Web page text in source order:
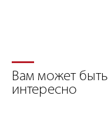
Вам может быть
интересно